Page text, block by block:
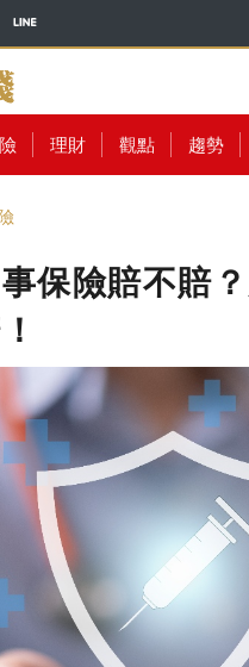
理財 觀點 趨勢
保險賠不賠